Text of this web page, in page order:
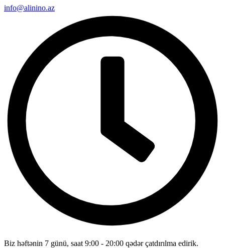
info@alinino.az
Biz həftənin 7 günü, saat 9:00 - 20:00 qədər çatdırılma edirik.